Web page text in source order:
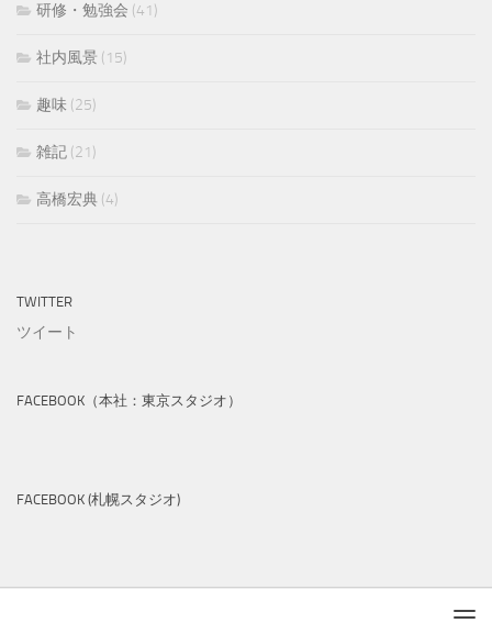
研修・勉強会 (41)
社内風景 (15)
趣味 (25)
雑記 (21)
高橋宏典 (4)
TWITTER
ツイート
FACEBOOK（本社：東京スタジオ）
FACEBOOK (札幌スタジオ)